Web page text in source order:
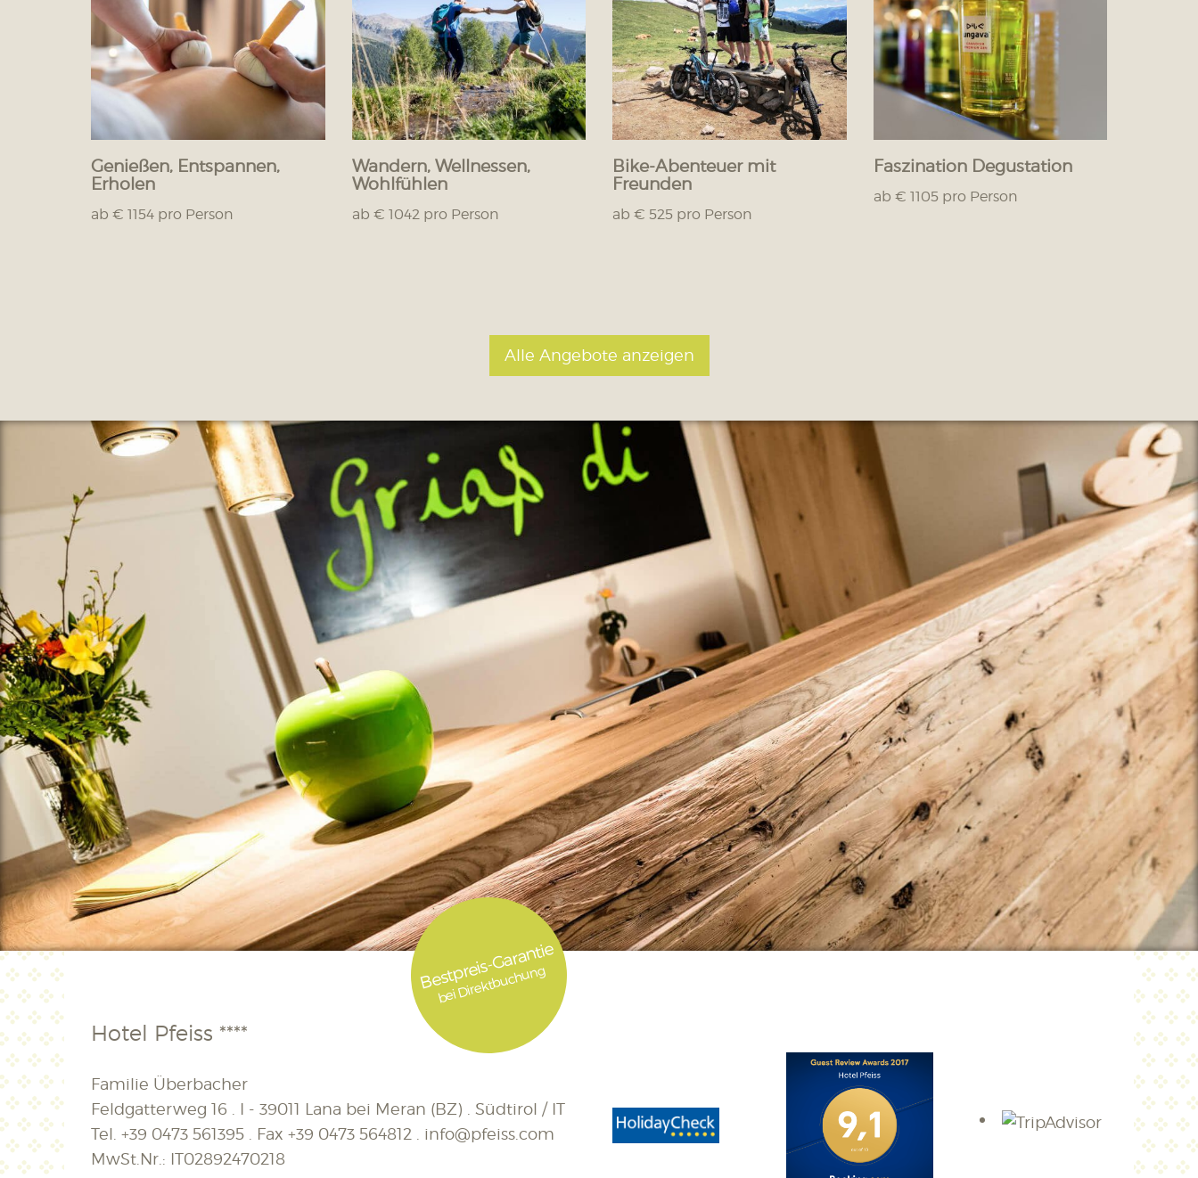
Genießen, Entspannen,
Erholen
ab € 1154 pro Person
Wandern, Wellnessen,
Wohlfühlen
ab € 1042 pro Person
Bike-Abenteuer mit
Freunden
ab € 525 pro Person
Faszination Degustation
ab € 1105 pro Person
Alle Angebote anzeigen
Hotel Pfeiss ****
Familie Überbacher
Feldgatterweg 16 . I - 39011 Lana bei Meran (BZ) . Südtirol / IT
Tel. +39 0473 561395 . Fax +39 0473 564812
info@pfeiss.com
MwSt.Nr.: IT02892470218
Bestpreis-Garantie
bei Direktbuchung